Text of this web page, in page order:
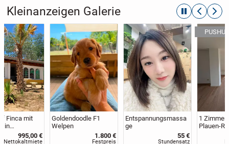
Kleinanzeigen Galerie automatische
Goldendoodle F1
Welpen
Entspannungsmassa
Stundensatz
1 Zimmer Wohnung,
Plauen-Reusa mit
Südbalkon von privat
Nettokaltmiete